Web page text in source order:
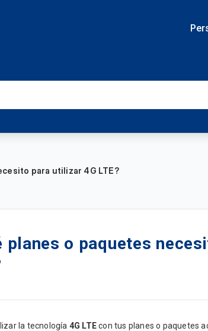
para utilizar 4G LTE?
planes o paquetes
la tecnología 4G LTEcon tus planes o paquetes